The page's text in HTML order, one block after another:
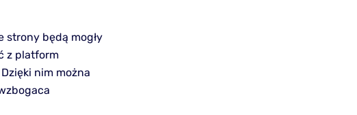
strony będą mogły
z platform
nim można